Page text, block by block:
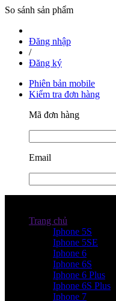
So sánh sản phẩm
Đăng nhập
/
Đăng ký
Phiên bản mobile
Kiểm tra đơn hàng
Mã đơn hàng
Email
Trang chủ
Iphone 5S
Iphone 5SE
Iphone 6
Iphone 6S
Iphone 6 Plus
Iphone 6S Plus
Iphone 7